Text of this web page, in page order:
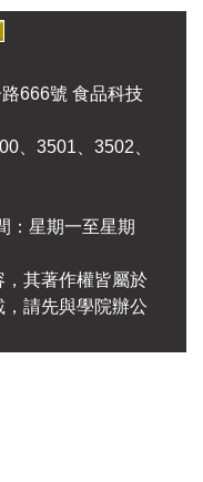
666號 食品科技
、3501、3502、
星期一至星期
其著作權皆屬於
請先與學院辦公